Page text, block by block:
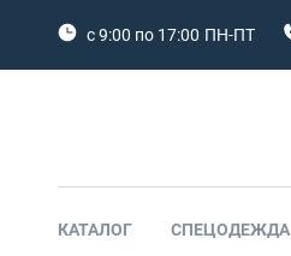
с 9:00 по 17:00 ПН-ПТ
КАТАЛОГ СПЕЦОДЕЖДА